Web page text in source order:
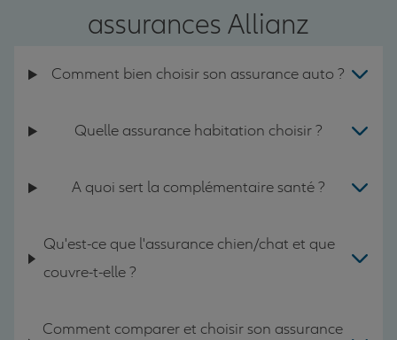
assurances Allianz
Comment bien choisir son assurance auto ?
Quelle assurance habitation choisir ?
A quoi sert la complémentaire santé ?
Qu'est-ce que l'assurance chien/chat et que
couvre-t-elle ?
Comment comparer et choisir son assurance